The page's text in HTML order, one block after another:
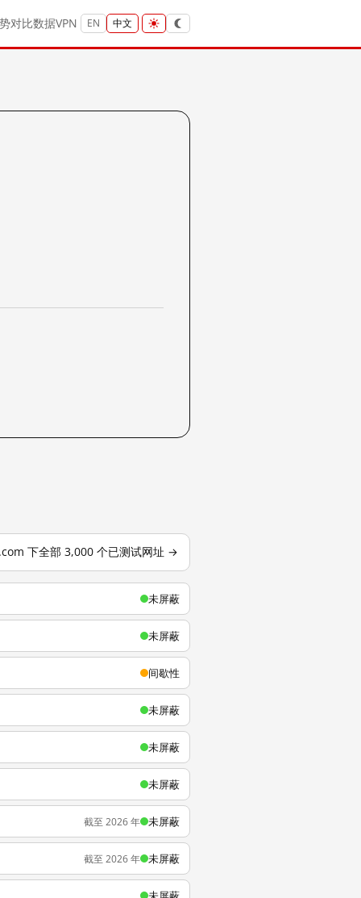
对比数据VPN EN 中文
下全部 3,000 个已测试网址 →
未屏蔽
未屏蔽
间歇性
未屏蔽
未屏蔽
未屏蔽
截至 2026 年 未屏蔽
截至 2026 年 未屏蔽